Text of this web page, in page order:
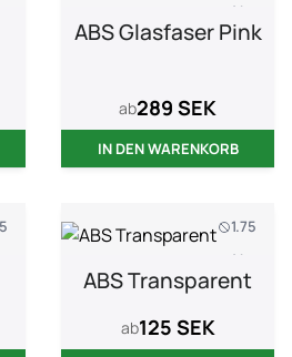
1 kg
ABS Glasfaser Pink
ab289 SEK
IN DEN WARENKORB
1.75
1 kg
ABS Transparent
ab125 SEK